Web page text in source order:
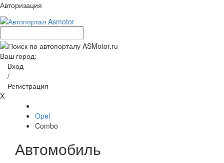
Авторизация
Ваш город:
Вход
/
Регистрация
X
Opel
Combo
Автомобиль